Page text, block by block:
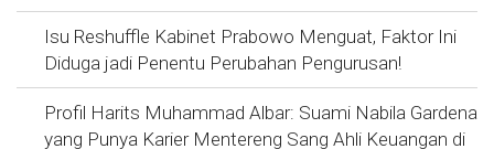
Isu Reshuffle Kabinet Prabowo Menguat, Faktor Ini
Diduga jadi Penentu Perubahan Pengurusan!
Profil Harits Muhammad Albar: Suami Nabila Gardena
yang Punya Karier Mentereng Sang Ahli Keuangan di